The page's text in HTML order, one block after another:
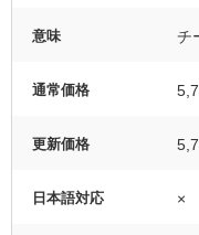
意味 チ
通常価格
更新価格
日本語対応 ×